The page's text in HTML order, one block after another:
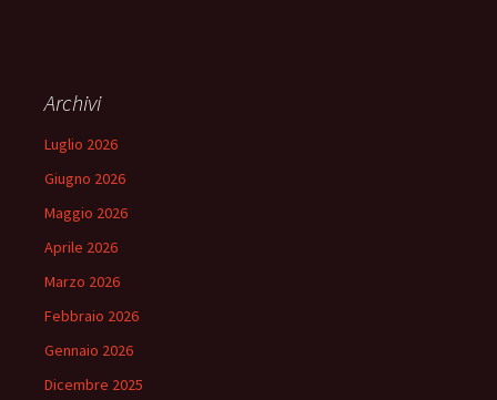
Archivi
Luglio 2026
Giugno 2026
Maggio 2026
Aprile 2026
Marzo 2026
Febbraio 2026
Gennaio 2026
Dicembre 2025